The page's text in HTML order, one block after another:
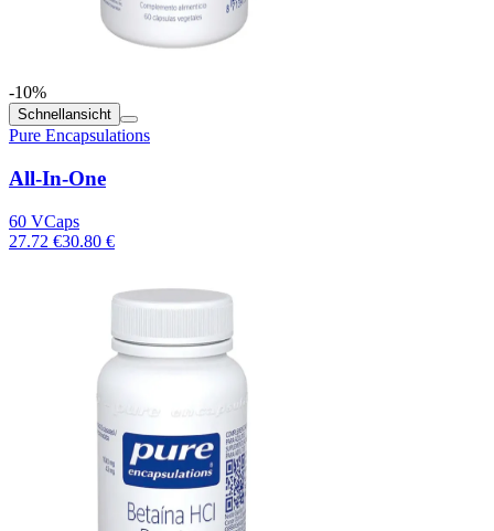
-10%
Schnellansicht
Pure Encapsulations
All-In-One
60 VCaps
27.72 €30.80 €